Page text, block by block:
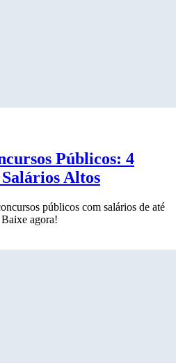
Públicos: 4
Altos
públicos com salários de até
agora!